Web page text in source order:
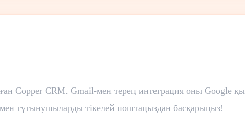
Copper CRM. Gmail-мен терең интеграция оны Google
тұтынушыларды тікелей поштаңыздан басқарыңыз!